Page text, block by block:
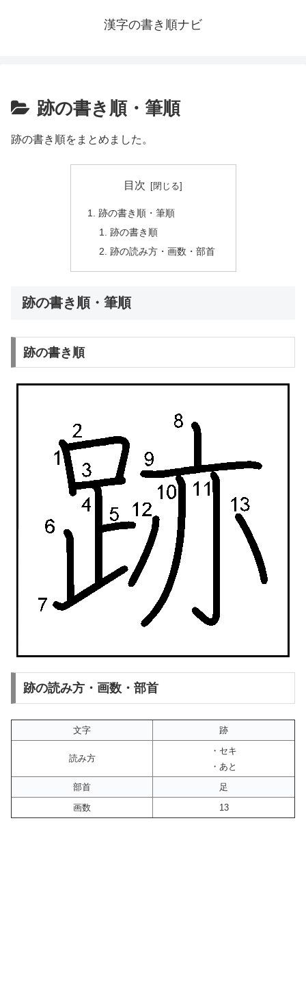
漢字の書き順ナビ
跡の書き順・筆順
跡の書き順をまとめました。
目次
跡の書き順・筆順
跡の書き順
跡の読み方・画数・部首
跡の書き順・筆順
跡の書き順
跡の読み方・画数・部首
文字 跡
読み方
・セキ
・あと
部首
足
画数
13